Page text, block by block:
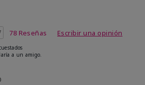
de 4,3 de 5
78 Reseñas Escribir una opinión
a un amigo.